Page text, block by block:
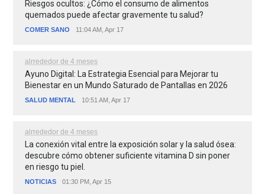
Riesgos ocultos: ¿Cómo el consumo de alimentos
quemados puede afectar gravemente tu salud?
COMER SANO 11:04 AM, Apr 17
alrrededor de 4 meses
Ayuno Digital: La Estrategia Esencial para Mejorar tu
Bienestar en un Mundo Saturado de Pantallas en 2026
SALUD MENTAL 10:51 AM, Apr 17
alrrededor de 4 meses
La conexión vital entre la exposición solar y la salud ósea:
descubre cómo obtener suficiente vitamina D sin poner
en riesgo tu piel.
NOTICIAS 01:30 PM, Apr 15